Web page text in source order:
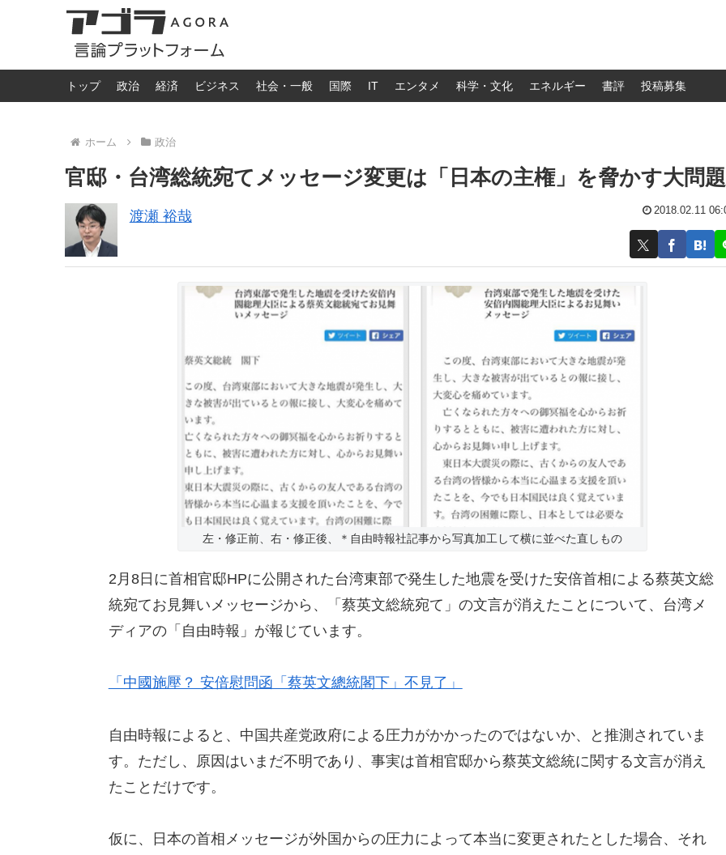
トップ 政治 経済 ビジネス 社会・一般 国際 IT エンタメ 科学・文化 エネルギー 書評 投稿募集
ホーム 政治
官邸・台湾総統宛てメッセージ変更は「日本の主権」を脅かす大問題
渡瀬 裕哉 2018.02.11
左・修正前、右・修正後、＊自由時報社記事から写真加工して横に並べた直しもの
2月8日に首相官邸HPに公開された台湾東部で発生した地震を受けた安倍首相による蔡英文総
統宛てお見舞いメッセージから、「蔡英文総統宛て」の文言が消えたことについて、台湾メ
ディアの「自由時報」が報じています。
「中國施壓？ 安倍慰問函「蔡英文總統閣下」不見了」
自由時報によると、中国共産党政府による圧力がかかったのではないか、と推測されていま
す。ただし、原因はいまだ不明であり、事実は首相官邸から蔡英文総統に関する文言が消え
たことだけです。
仮に、日本の首相メッセージが外国からの圧力によって本当に変更されたとした場合、それ